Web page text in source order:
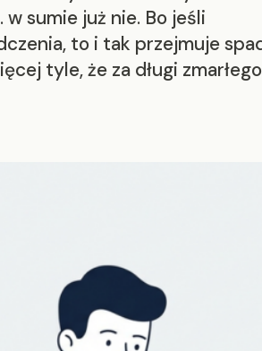
sumie już nie. Bo jeśli
to i tak przejmuje
tyle, że za długi